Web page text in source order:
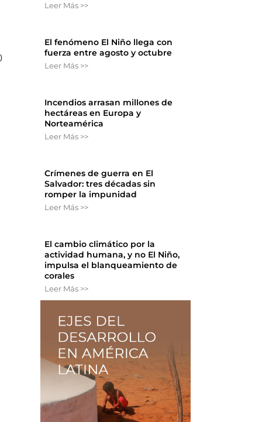
Leer Más >>
El fenómeno El Niño llega con
fuerza entre agosto y octubre
Leer Más >>
Incendios arrasan millones de
hectáreas en Europa y
Norteamérica
Leer Más >>
Crímenes de guerra en El
Salvador: tres décadas sin
romper la impunidad
Leer Más >>
El cambio climático por la
actividad humana, y no El Niño,
impulsa el blanqueamiento de
corales
Leer Más >>